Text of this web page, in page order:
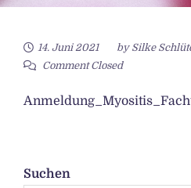
14. Juni 2021 by Silke
Comment Closed
Suchen